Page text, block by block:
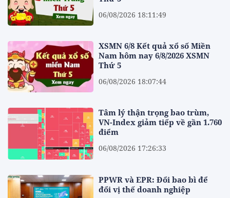
06/08/2026 18:11:49
XSMN 6/8 Kết quả xổ số Miền
Nam hôm nay 6/8/2026 XSMN
Thứ 5
06/08/2026 18:07:44
Tâm lý thận trọng bao trùm,
VN-Index giảm tiếp về gần 1.760
điểm
06/08/2026 17:26:33
PPWR và EPR: Đổi bao bì để
đổi vị thế doanh nghiệp